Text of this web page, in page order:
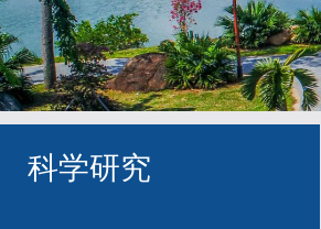
科学研究